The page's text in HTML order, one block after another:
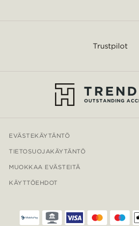
Trustpilot
EVÄSTEKÄYTÄNTÖ
TIETOSUOJAKÄYTÄNTÖ
MUOKKAA EVÄSTEITÄ
KÄYTTÖEHDOT